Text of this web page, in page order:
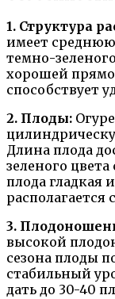
1. Структура
имеет среднюю
темно-
хорошей
способствует
2. Плоды:
Длина плода
зеленого
плода гладкая
располагается
3.
высокой
сезона плоды
стабильный
дать до 30-40